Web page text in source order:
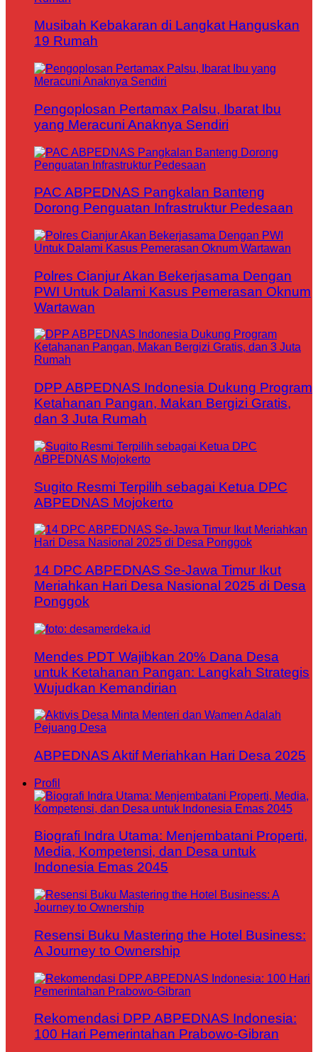
Musibah Kebakaran di Langkat Hanguskan
19 Rumah
Pengoplosan Pertamax Palsu, Ibarat Ibu
yang Meracuni Anaknya Sendiri
PAC ABPEDNAS Pangkalan Banteng
Dorong Penguatan Infrastruktur Pedesaan
Polres Cianjur Akan Bekerjasama Dengan
PWI Untuk Dalami Kasus Pemerasan Oknum
Wartawan
DPP ABPEDNAS Indonesia Dukung Program
Ketahanan Pangan, Makan Bergizi Gratis,
dan 3 Juta Rumah
Sugito Resmi Terpilih sebagai Ketua DPC
ABPEDNAS Mojokerto
14 DPC ABPEDNAS Se-Jawa Timur Ikut
Meriahkan Hari Desa Nasional 2025 di Desa
Ponggok
Mendes PDT Wajibkan 20% Dana Desa
untuk Ketahanan Pangan: Langkah Strategis
Wujudkan Kemandirian
ABPEDNAS Aktif Meriahkan Hari Desa 2025
Profil
Biografi Indra Utama: Menjembatani Properti,
Media, Kompetensi, dan Desa untuk
Indonesia Emas 2045
Resensi Buku Mastering the Hotel Business:
A Journey to Ownership
Rekomendasi DPP ABPEDNAS Indonesia:
100 Hari Pemerintahan Prabowo-Gibran